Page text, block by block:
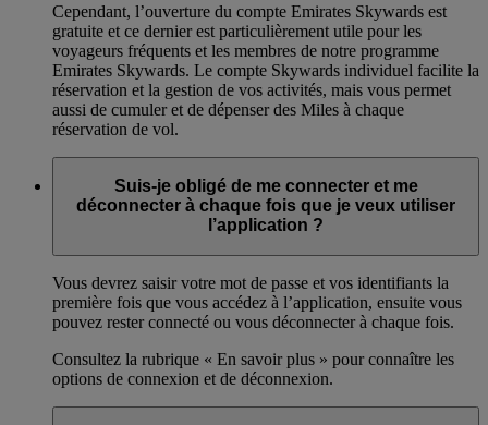
Cependant, l’ouverture du compte Emirates Skywards est
gratuite et ce dernier est particulièrement utile pour les
voyageurs fréquents et les membres de notre programme
Emirates Skywards. Le compte Skywards individuel facilite la
réservation et la gestion de vos activités, mais vous permet
aussi de cumuler et de dépenser des Miles à chaque
réservation de vol.
Suis-je obligé de me connecter et me
déconnecter à chaque fois que je veux utiliser
l’application ?
Vous devrez saisir votre mot de passe et vos identifiants la
première fois que vous accédez à l’application, ensuite vous
pouvez rester connecté ou vous déconnecter à chaque fois.
Consultez la rubrique « En savoir plus » pour connaître les
options de connexion et de déconnexion.